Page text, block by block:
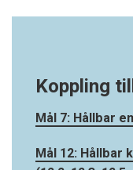
Koppling
Mål 7: Hållbar
Mål 12: Hållbar